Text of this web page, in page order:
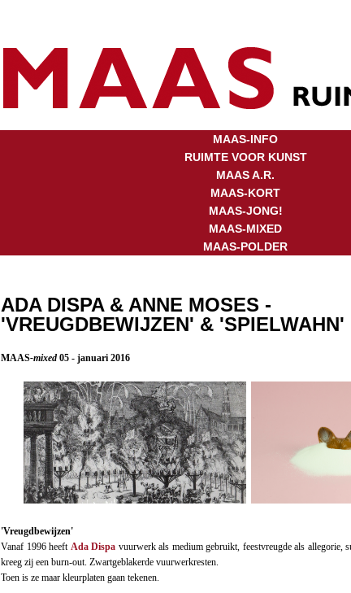
MAAS-INFO
RUIMTE VOOR KUNST
MAAS A.R.
MAAS-KORT
MAAS-JONG!
MAAS-MIXED
MAAS-POLDER
ADA DISPA & ANNE MOSES -
'VREUGDBEWIJZEN' & 'SPIELWAHN'
MAAS-mixed 05 - januari 2016
'Vreugdbewijzen'
Vanaf 1996 heeft Ada Dispa vuurwerk als medium gebruikt, feestvreugde als allegorie,
kreeg zij een burn-out. Zwartgeblakerde vuurwerkresten.
Toen is ze maar kleurplaten gaan tekenen.